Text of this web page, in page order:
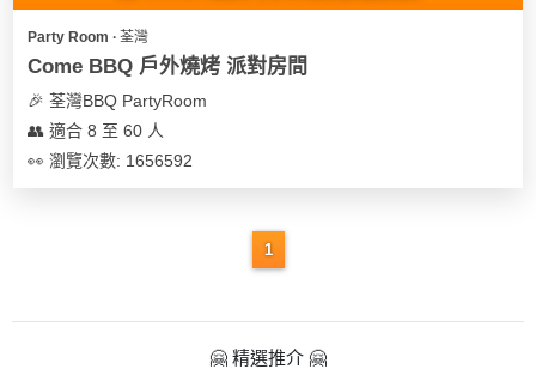
Party Room ∙ 荃灣
Come BBQ 戶外燒烤 派對房間
🎉 荃灣BBQ PartyRoom
👥 適合 8 至 60 人
👀 瀏覽次數: 1656592
1
🤗 精選推介 🤗